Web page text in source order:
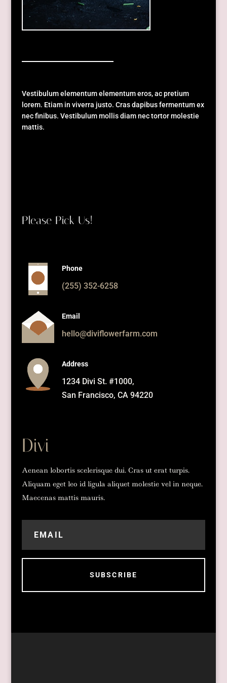
Vestibulum elementum elementum eros, ac pretium
lorem. Etiam in viverra justo. Cras dapibus fermentum ex
nec finibus. Vestibulum mollis diam nec tortor molestie
mattis.
Please Pick Us!
Phone
(255) 352-6258
Email
hello@diviflowerfarm.com
Address
1234 Divi St. #1000,
San Francisco, CA 94220
Divi
Aenean lobortis scelerisque dui. Cras ut erat turpis.
Aliquam eget leo id ligula aliquet molestie vel in neque.
Maecenas mattis mauris.
SUBSCRIBE